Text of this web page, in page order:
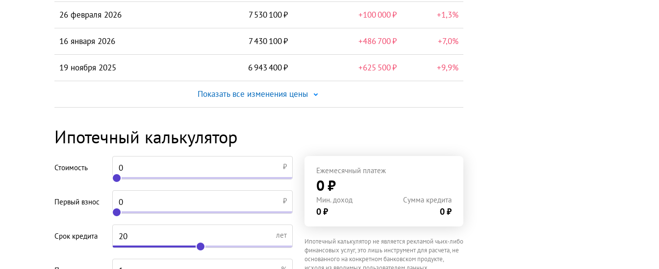
26 февраля 2026 7 530 100 +100 000 +1,3%
16 января 2026 7 430 100 +486 700 +7,0%
19 ноября 2025 6 943 400 +625 500 +9,9%
Показать все изменения цены
Ипотечный калькулятор
Стоимость ₽
Первый взнос ₽
Срок кредита лет
Ежемесячный платеж
0 ₽
Мин. доход
0 ₽
Сумма кредита
0 ₽
Ипотечный калькулятор не является рекламой чьих-либо
финансовых услуг, это лишь инструмент для расчета, не
основанного на конкретном банковском продукте,